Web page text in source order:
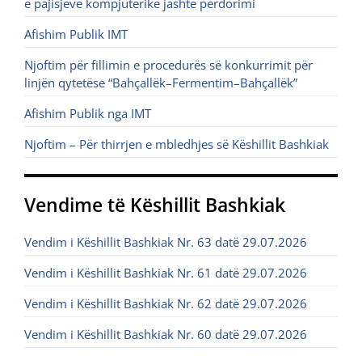
e pajisjeve kompjuterike jashtë përdorimi
Afishim Publik IMT
Njoftim për fillimin e procedurës së konkurrimit për
linjën qytetëse “Bahçallëk–Fermentim–Bahçallëk”
Afishim Publik nga IMT
Njoftim – Për thirrjen e mbledhjes së Këshillit Bashkiak
Vendime të Këshillit Bashkiak
Vendim i Këshillit Bashkiak Nr. 63 datë 29.07.2026
Vendim i Këshillit Bashkiak Nr. 61 datë 29.07.2026
Vendim i Këshillit Bashkiak Nr. 62 datë 29.07.2026
Vendim i Këshillit Bashkiak Nr. 60 datë 29.07.2026